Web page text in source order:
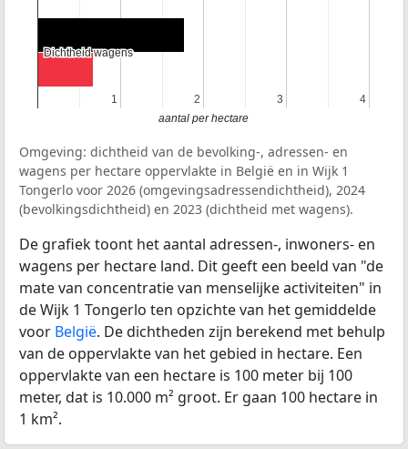
1
1 2
2 3
3 4
4
Dichtheid wagens
Dichtheid wagens
aantal per hectare
Omgeving: dichtheid van de bevolking-, adressen- en
wagens per hectare oppervlakte in België en in Wijk 1
Tongerlo voor 2026 (omgevingsadressendichtheid), 2024
(bevolkingsdichtheid) en 2023 (dichtheid met wagens).
De grafiek toont het aantal adressen-, inwoners- en
wagens per hectare land. Dit geeft een beeld van "de
mate van concentratie van menselijke activiteiten" in
de Wijk 1 Tongerlo ten opzichte van het gemiddelde
voor België. De dichtheden zijn berekend met behulp
van de oppervlakte van het gebied in hectare. Een
oppervlakte van een hectare is 100 meter bij 100
meter, dat is 10.000 m² groot. Er gaan 100 hectare in
1 km².